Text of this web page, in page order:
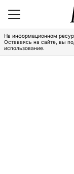
На информационном
Оставаясь на сайте, вы
использование.